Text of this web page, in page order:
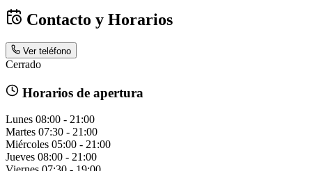
Contacto y Horarios
Ver teléfono
Cerrado
Horarios de apertura
Lunes 08:00 - 21:00
Martes 07:30 - 21:00
Miércoles 05:00 - 21:00
Jueves 08:00 - 21:00